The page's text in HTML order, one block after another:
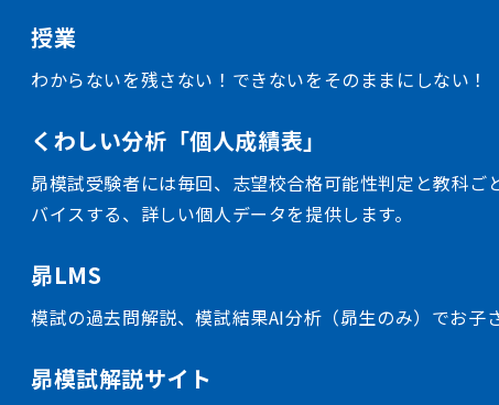
授業
わからないを残さない！できないをそのままにしない！
くわしい分析「個人成績表」
昴模試受験者には毎回、志望校合格可能性判定と教科
バイスする、詳しい個人データを提供します。
昴LMS
模試の過去問解説、模試結果AI分析（昴生のみ）でお子
昴模試解説サイト